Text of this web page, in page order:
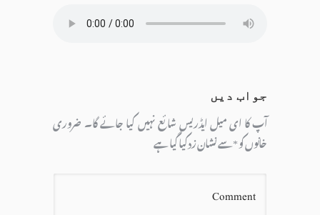
جواب دیں
آپ کا ای میل ایڈریس شائع نہیں کیا جائے گا۔ضروری
خانوں کو*سے نشان زد کیا گیا ہے